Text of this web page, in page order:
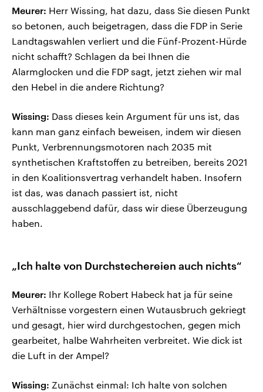
Meurer: Herr Wissing, hat dazu, dass Sie diesen Punkt
so betonen, auch beigetragen, dass die FDP in Serie
Landtagswahlen verliert und die Fünf-Prozent-Hürde
nicht schafft? Schlagen da bei Ihnen die
Alarmglocken und die FDP sagt, jetzt ziehen wir mal
den Hebel in die andere Richtung?
Wissing: Dass dieses kein Argument für uns ist, das
kann man ganz einfach beweisen, indem wir diesen
Punkt, Verbrennungsmotoren nach 2035 mit
synthetischen Kraftstoffen zu betreiben, bereits 2021
in den Koalitionsvertrag verhandelt haben. Insofern
ist das, was danach passiert ist, nicht
ausschlaggebend dafür, dass wir diese Überzeugung
haben.
„Ich halte von Durchstechereien auch nichts“
Meurer: Ihr Kollege Robert Habeck hat ja für seine
Verhältnisse vorgestern einen Wutausbruch gekriegt
und gesagt, hier wird durchgestochen, gegen mich
gearbeitet, halbe Wahrheiten verbreitet. Wie dick ist
die Luft in der Ampel?
Wissing: Zunächst einmal: Ich halte von solchen